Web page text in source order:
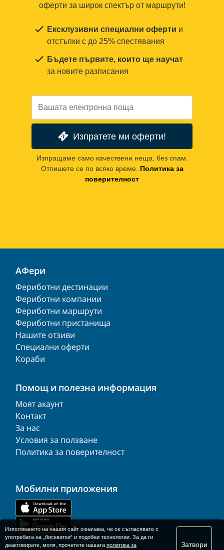
оферти за широк спектър от маршрути!
Ексклузивни специални оферти и
отстъпки с до 25% спестявания
Бъдете първите, които ще научат
за новите разписания
Изпратете ми оферти!
Изпращаме само качествени неща, без спам.
Отпишете се по всяко време. Политика за
поверителност
АФери
Фериботни дестинации
Фериботни компании
Фериботни маршрути
Фериботни пристанища
Нашите отзиви
Специални оферти
Кораби
Помощ и полезна информация
Моят акаунт
Контакт
За нас
Условия за ползване
Политика за поверителност
Мобилни приложения
Използването на нашия сайт означава, че се съгласявате с
употребата на „бисквитки“ и подобни технологии. За да ги
деактивирате, моля, прочетете нашата политика за
Затвори